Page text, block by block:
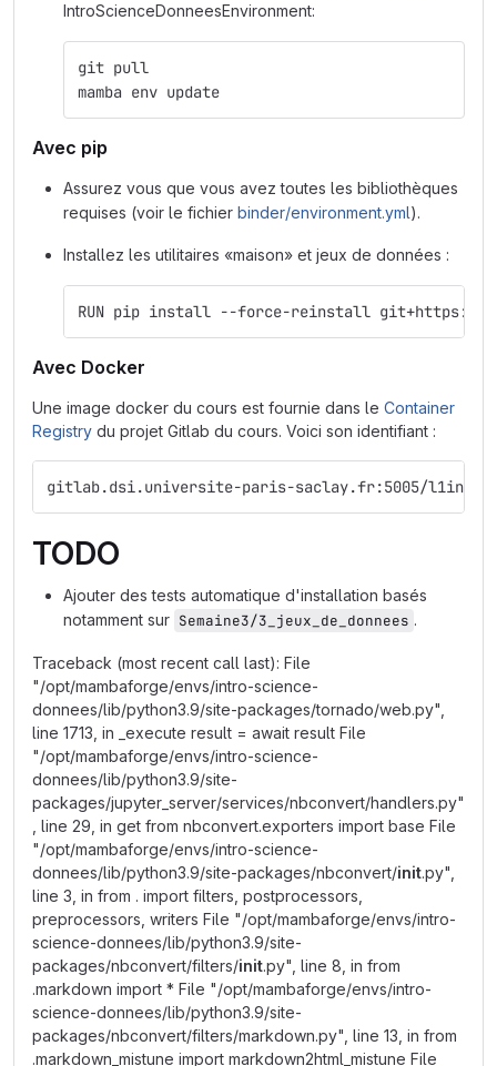
IntroScienceDonneesEnvironment:
git pull
mamba env update
Avec pip
Assurez vous que vous avez toutes les bibliothèques
requises (voir le fichier binder/environment.yml).
Installez les utilitaires «maison» et jeux de données :
RUN pip install --force-reinstall git+https://
Avec Docker
Une image docker du cours est fournie dans le Container
Registry du projet Gitlab du cours. Voici son identifiant :
gitlab.dsi.universite-paris-saclay.fr:5005/
TODO
Ajouter des tests automatique d'installation basés
notamment sur Semaine3/3_jeux_de_donnees .
Traceback (most recent call last): File
"/opt/mambaforge/envs/intro-science-
donnees/lib/python3.9/site-packages/tornado/web.py",
line 1713, in _execute result = await result File
"/opt/mambaforge/envs/intro-science-
donnees/lib/python3.9/site-
packages/jupyter_server/services/nbconvert/handlers.py"
, line 29, in get from nbconvert.exporters import base File
"/opt/mambaforge/envs/intro-science-
donnees/lib/python3.9/site-packages/nbconvert/init.py",
line 3, in from . import filters, postprocessors,
preprocessors, writers File "/opt/mambaforge/envs/intro-
science-donnees/lib/python3.9/site-
packages/nbconvert/filters/init.py", line 8, in from
.markdown import * File "/opt/mambaforge/envs/intro-
science-donnees/lib/python3.9/site-
packages/nbconvert/filters/markdown.py", line 13, in from
.markdown_mistune import markdown2html_mistune File